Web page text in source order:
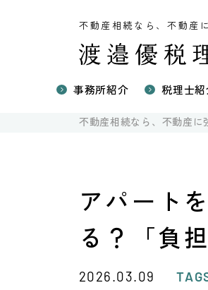
不動産相続なら、不動産
事務所紹介 税理士
不動産相続なら、不動産に
アパート
る？「負
2026.03.09